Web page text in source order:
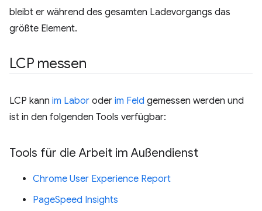
bleibt er während des gesamten Ladevorgangs das
größte Element.
LCP messen
LCP kann im Labor oder im Feld gemessen werden und
ist in den folgenden Tools verfügbar:
Tools für die Arbeit im Außendienst
Chrome User Experience Report
PageSpeed Insights